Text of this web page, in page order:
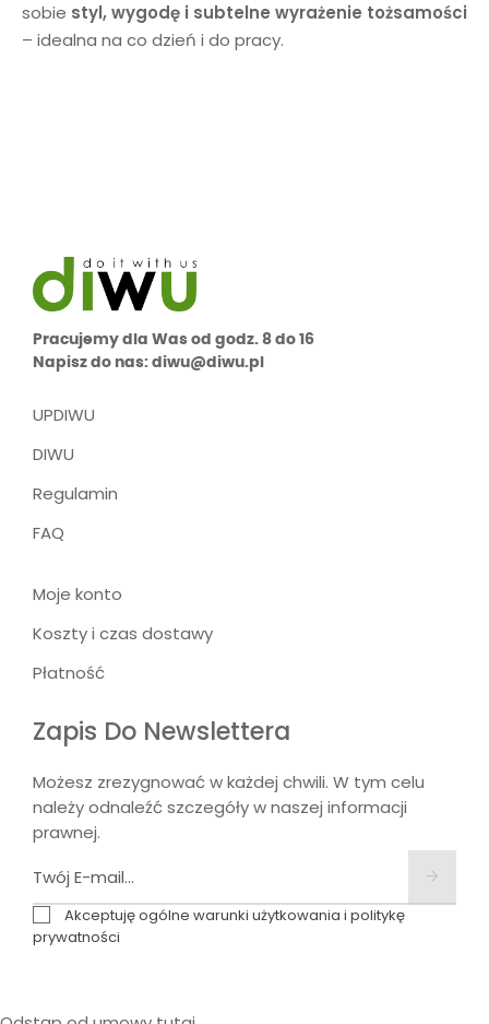
sobie styl, wygodę i subtelne wyrażenie tożsamości
– idealna na co dzień i do pracy.
Pracujemy dla Was od godz. 8 do 16
Napisz do nas: diwu@diwu.pl
UPDIWU
DIWU
Regulamin
FAQ
Moje konto
Koszty i czas dostawy
Płatność
Zapis Do Newslettera
Możesz zrezygnować w każdej chwili. W tym celu
należy odnaleźć szczegóły w naszej informacji
prawnej.
Akceptuję ogólne warunki użytkowania i politykę
prywatności